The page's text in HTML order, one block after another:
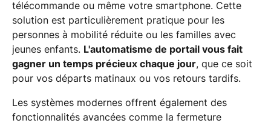
télécommande ou même votre smartphone. Cette
solution est particulièrement pratique pour les
personnes à mobilité réduite ou les familles avec
jeunes enfants. L'automatisme de portail vous fait
gagner un temps précieux chaque jour, que ce soit
pour vos départs matinaux ou vos retours tardifs.
Les systèmes modernes offrent également des
fonctionnalités avancées comme la fermeture